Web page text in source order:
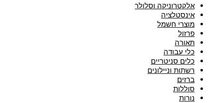
אלקטרוניקה וסלולר
אינסטלציה
מוצרי חשמל
פרזול
תאורה
כלי עבודה
כלים סניטריים
רשתות וניילונים
ברזים
סוללות
נורות